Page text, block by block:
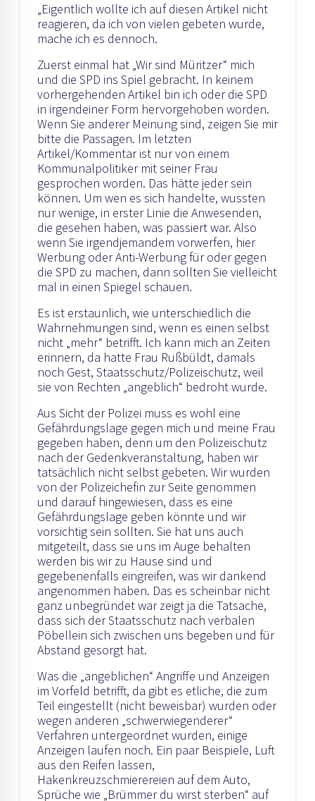
„Eigentlich wollte ich auf diesen Artikel nicht
reagieren, da ich von vielen gebeten wurde,
mache ich es dennoch.
Zuerst einmal hat „Wir sind Müritzer“ mich
und die SPD ins Spiel gebracht. In keinem
vorhergehenden Artikel bin ich oder die SPD
in irgendeiner Form hervorgehoben worden.
Wenn Sie anderer Meinung sind, zeigen Sie mir
bitte die Passagen. Im letzten
Artikel/Kommentar ist nur von einem
Kommunalpolitiker mit seiner Frau
gesprochen worden. Das hätte jeder sein
können. Um wen es sich handelte, wussten
nur wenige, in erster Linie die Anwesenden,
die gesehen haben, was passiert war. Also
wenn Sie irgendjemandem vorwerfen, hier
Werbung oder Anti-Werbung für oder gegen
die SPD zu machen, dann sollten Sie vielleicht
mal in einen Spiegel schauen.
Es ist erstaunlich, wie unterschiedlich die
Wahrnehmungen sind, wenn es einen selbst
nicht „mehr“ betrifft. Ich kann mich an Zeiten
erinnern, da hatte Frau Rußbüldt, damals
noch Gest, Staatsschutz/Polizeischutz, weil
sie von Rechten „angeblich“ bedroht wurde.
Aus Sicht der Polizei muss es wohl eine
Gefährdungslage gegen mich und meine Frau
gegeben haben, denn um den Polizeischutz
nach der Gedenkveranstaltung, haben wir
tatsächlich nicht selbst gebeten. Wir wurden
von der Polizeichefin zur Seite genommen
und darauf hingewiesen, dass es eine
Gefährdungslage geben könnte und wir
vorsichtig sein sollten. Sie hat uns auch
mitgeteilt, dass sie uns im Auge behalten
werden bis wir zu Hause sind und
gegebenenfalls eingreifen, was wir dankend
angenommen haben. Das es scheinbar nicht
ganz unbegründet war zeigt ja die Tatsache,
dass sich der Staatsschutz nach verbalen
Pöbellein sich zwischen uns begeben und für
Abstand gesorgt hat.
Was die „angeblichen“ Angriffe und Anzeigen
im Vorfeld betrifft, da gibt es etliche, die zum
Teil eingestellt (nicht beweisbar) wurden oder
wegen anderen „schwerwiegenderer“
Verfahren untergeordnet wurden, einige
Anzeigen laufen noch. Ein paar Beispiele, Luft
aus den Reifen lassen,
Hakenkreuzschmierereien auf dem Auto,
Sprüche wie „Brümmer du wirst sterben“ auf